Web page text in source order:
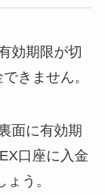
効期限が切
きません。
面に有効期
口座に入金
う。